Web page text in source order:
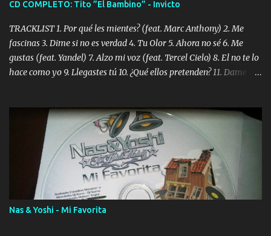
CD COMPLETO: Tito ”El Bambino” - Invicto
TRACKLIST 1. Por qué les mientes? (feat. Marc Anthony) 2. Me
fascinas 3. Dime si no es verdad 4. Tu Olor 5. Ahora no sé 6. Me
gustas (feat. Yandel) 7. Alzo mi voz (feat. Tercel Cielo) 8. El no te lo
hace como yo 9. Llegastes tú 10. ¿Qué ellos pretenden? 11. Dame la
Digital Booklet – Invicto ----------------------------- Nota:
Album proposto al massimo della qualità in formato iTunes Plus
AAC M4A; comprato su iTunes e a disposizione vostra per il
download. REGGAETON ITALIA Nosotros Somos Los Del
Momento!
Nas & Yoshi - Mi Favorita